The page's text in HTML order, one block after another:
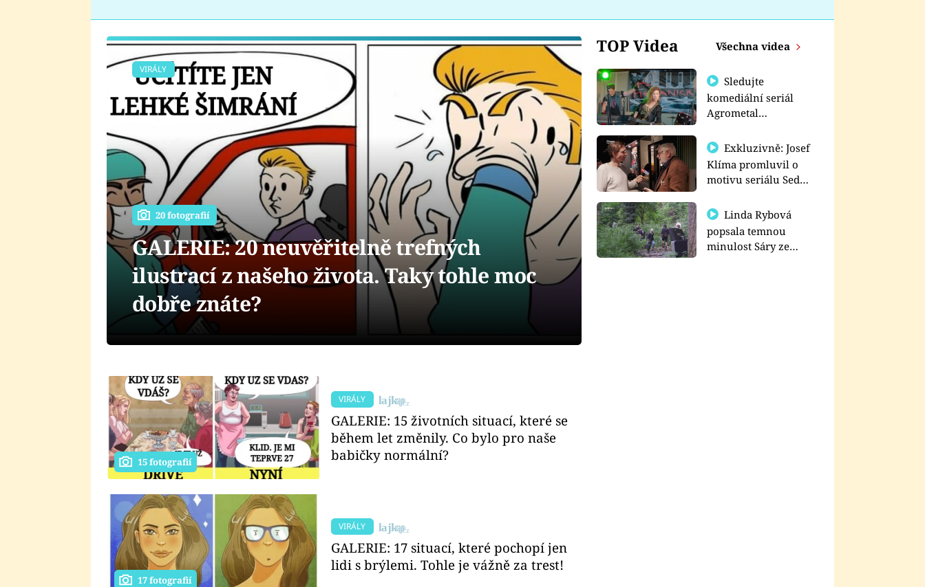
TOP Videa Všechna videa
Sledujte
komediální seriál
Agrometal
prima+
Exkluzivně: Josef
Klíma promluvil o
motivu seriálu Sedm
Linda Rybová
popsala temnou
minulost Sáry ze
VIRÁLY
20 fotografií
GALERIE: 20 neuvěřitelně trefných
ilustrací z našeho života. Taky tohle moc
dobře znáte?
15 fotografií
VIRÁLY
GALERIE: 15 životních situací, které se
během let změnily. Co bylo pro naše
babičky normální?
17 fotografií
VIRÁLY
GALERIE: 17 situací, které pochopí jen
lidi s brýlemi. Tohle je vážně za trest!